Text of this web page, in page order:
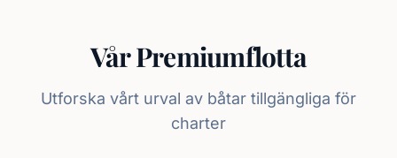
Vår Premiumflotta
Utforska vårt urval av båtar tillgängliga för
charter